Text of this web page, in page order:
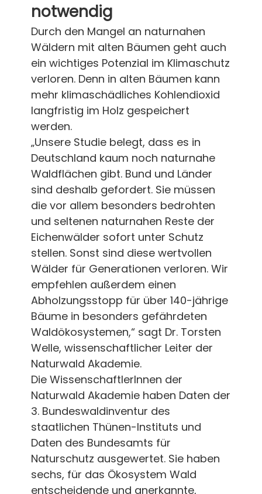
notwendig
Durch den Mangel an naturnahen
Wäldern mit alten Bäumen geht auch
ein wichtiges Potenzial im Klimaschutz
verloren. Denn in alten Bäumen kann
mehr klimaschädliches Kohlendioxid
langfristig im Holz gespeichert
werden.
„Unsere Studie belegt, dass es in
Deutschland kaum noch naturnahe
Waldflächen gibt. Bund und Länder
sind deshalb gefordert. Sie müssen
die vor allem besonders bedrohten
und seltenen naturnahen Reste der
Eichenwälder sofort unter Schutz
stellen. Sonst sind diese wertvollen
Wälder für Generationen verloren. Wir
empfehlen außerdem einen
Abholzungsstopp für über 140-jährige
Bäume in besonders gefährdeten
Waldökosystemen,“ sagt Dr. Torsten
Welle, wissenschaftlicher Leiter der
Naturwald Akademie.
Die WissenschaftlerInnen der
Naturwald Akademie haben Daten der
3. Bundeswaldinventur des
staatlichen Thünen-Instituts und
Daten des Bundesamts für
Naturschutz ausgewertet. Sie haben
sechs, für das Ökosystem Wald
entscheidende und anerkannte,